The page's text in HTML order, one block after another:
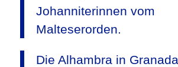
Johanniterinnen vom
Malteserorden.
Die Alhambra in Granada.